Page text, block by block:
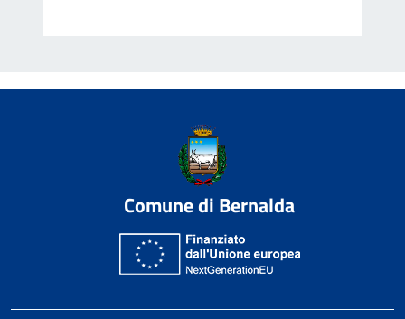
Comune di Bernalda